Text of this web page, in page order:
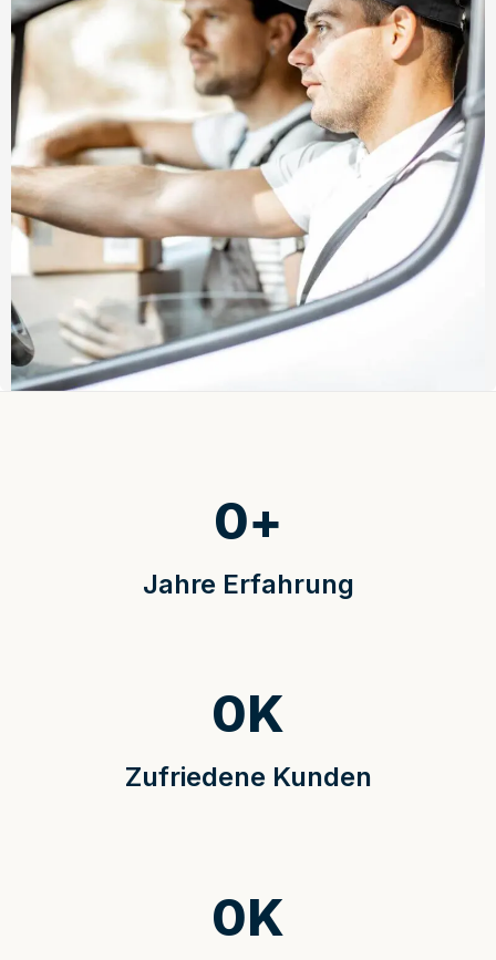
Jahre Erfahrung
0+
Zufriedene Kunden
0K
0K